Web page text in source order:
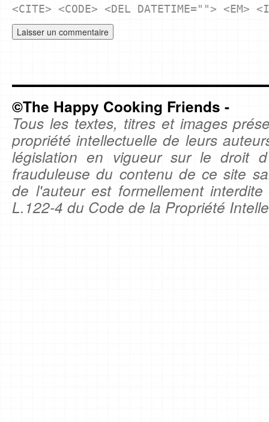
<CITE> <CODE> <DEL DATETIME=""> <EM>
©The Happy Cooking Friends -
Tous les textes, titres et images
propriété intellectuelle de leurs
législation en vigueur sur le droit
frauduleuse du contenu de ce site
de l'auteur est formellement
L.122-4 du Code de la Propriété